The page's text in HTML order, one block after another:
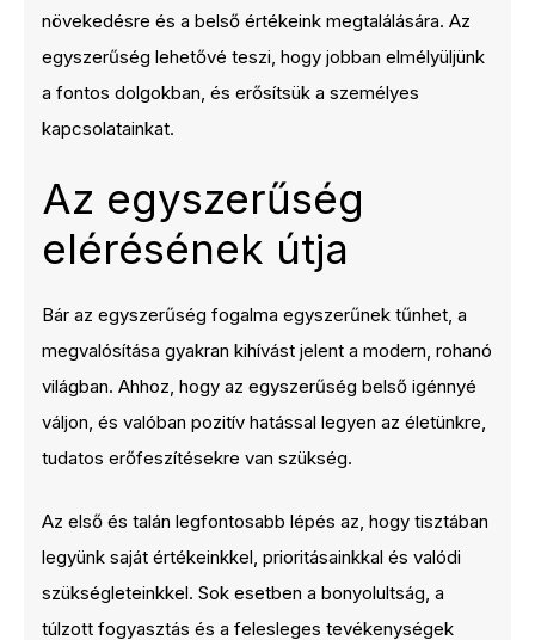
növekedésre és a belső értékeink megtalálására. Az
egyszerűség lehetővé teszi, hogy jobban elmélyüljünk
a fontos dolgokban, és erősítsük a személyes
kapcsolatainkat.
Az egyszerűség
elérésének útja
Bár az egyszerűség fogalma egyszerűnek tűnhet, a
megvalósítása gyakran kihívást jelent a modern, rohanó
világban. Ahhoz, hogy az egyszerűség belső igénnyé
váljon, és valóban pozitív hatással legyen az életünkre,
tudatos erőfeszítésekre van szükség.
Az első és talán legfontosabb lépés az, hogy tisztában
legyünk saját értékeinkkel, prioritásainkkal és valódi
szükségleteinkkel. Sok esetben a bonyolultság, a
túlzott fogyasztás és a felesleges tevékenységek